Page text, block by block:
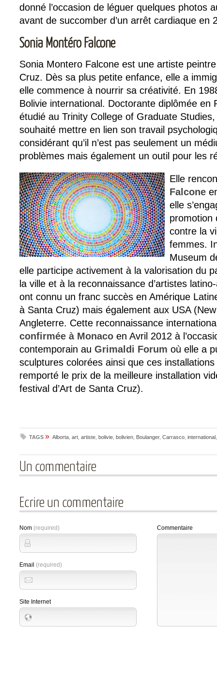
donné l’occasion de léguer quelques photos
avant de succomber d’un arrêt cardiaque en
Sonia Montéro Falcone
Sonia Montero Falcone est une artiste
Cruz. Dès sa plus petite enfance, elle a
elle commence à nourrir sa créativité. En
Bolivie international. Doctorante diplômée en
étudié au Trinity College of Graduate
souhaité mettre en lien son travail
considérant qu’il n’est pas seulement un
problèmes mais également un outil pour les
Elle
Falcone
elle
promotion
contre la
femmes.
Museum
elle participe activement à la valorisation du
la ville et à la reconnaissance d’artistes
ont connu un franc succès en Amérique
à Santa Cruz) mais également aux USA
Angleterre. Cette reconnaissance
confirmée à Monaco en Avril 2012 à
contemporain au Grimaldi Forum où elle a
sculptures colorées ainsi que ces
remporté le prix de la meilleure installation
festival d’Art de Santa Cruz).
TAGS » Alborta art artiste bolivie bolivien Boulanger, Carrasco international
Un commentaire
Ecrire un commentaire
Nom (required)
Email (required)
Site Internet
Commentaire